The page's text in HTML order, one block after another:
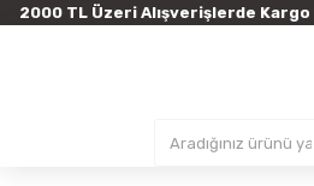
2000 TL Üzeri Alışverişlerde Kargo